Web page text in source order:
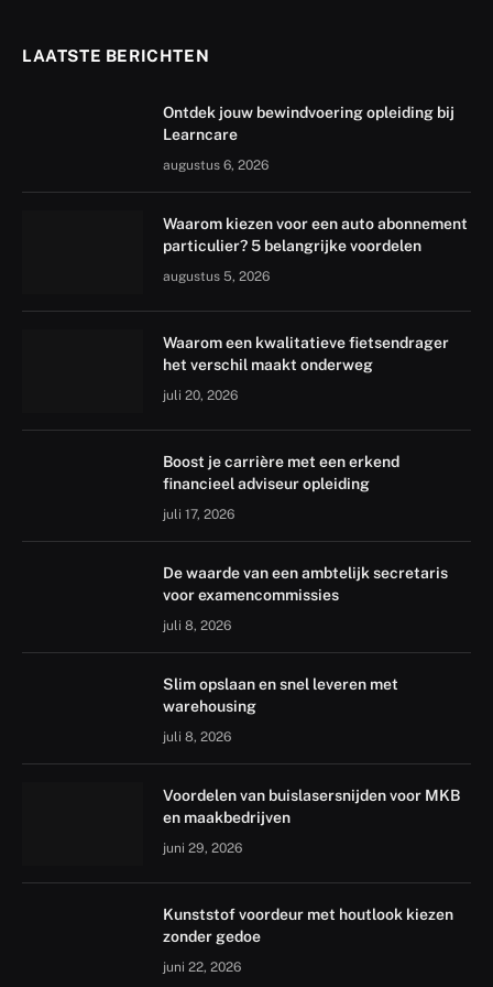
LAATSTE BERICHTEN
Ontdek jouw bewindvoering opleiding bij
Learncare
augustus 6, 2026
Waarom kiezen voor een auto abonnement
particulier? 5 belangrijke voordelen
augustus 5, 2026
Waarom een kwalitatieve fietsendrager
het verschil maakt onderweg
juli 20, 2026
Boost je carrière met een erkend
financieel adviseur opleiding
juli 17, 2026
De waarde van een ambtelijk secretaris
voor examencommissies
juli 8, 2026
Slim opslaan en snel leveren met
warehousing
juli 8, 2026
Voordelen van buislasersnijden voor MKB
en maakbedrijven
juni 29, 2026
Kunststof voordeur met houtlook kiezen
zonder gedoe
juni 22, 2026